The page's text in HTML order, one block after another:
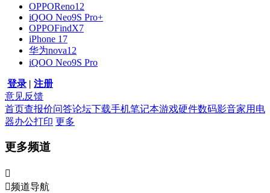
OPPOReno12
iQOO Neo9S Pro+
OPPOFindX7
iPhone 17
华为nova12
iQOO Neo9S Pro
登录 | 注册
意见反馈
首页查报价问答论坛下载手机笔记本游戏硬件数码影音家用电
器办公打印 更多
更多频道

频道导航